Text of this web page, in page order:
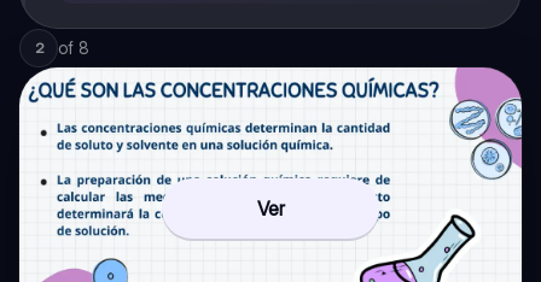
2 of 8
Ver